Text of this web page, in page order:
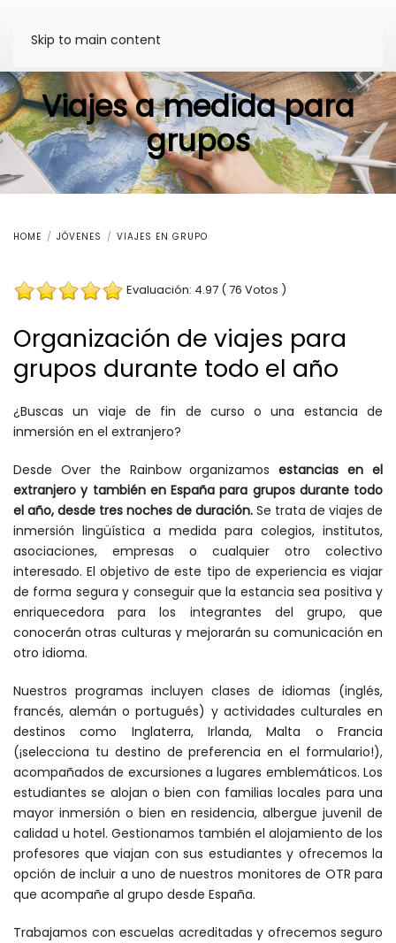
Skip to main content
Viajes a medida para
grupos
HOME JÓVENES VIAJES EN GRUPO
Evaluación: 4.97 ( 76 Votos )
Organización de viajes para
grupos durante todo el año
¿Buscas un viaje de fin de curso o una estancia de
inmersión en el extranjero?
Desde Over the Rainbow organizamos estancias en el
extranjero y también en España para grupos durante todo
el año, desde tres noches de duración. Se trata de viajes de
inmersión lingüística a medida para colegios, institutos,
asociaciones, empresas o cualquier otro colectivo
interesado. El objetivo de este tipo de experiencia es viajar
de forma segura y conseguir que la estancia sea positiva y
enriquecedora para los integrantes del grupo, que
conocerán otras culturas y mejorarán su comunicación en
otro idioma.
Nuestros programas incluyen clases de idiomas (inglés,
francés, alemán o portugués) y actividades culturales en
destinos como Inglaterra, Irlanda, Malta o Francia
(¡selecciona tu destino de preferencia en el formulario!),
acompañados de excursiones a lugares emblemáticos. Los
estudiantes se alojan o bien con familias locales para una
mayor inmersión o bien en residencia, albergue juvenil de
calidad u hotel. Gestionamos también el alojamiento de los
profesores que viajan con sus estudiantes y ofrecemos la
opción de incluir a uno de nuestros monitores de OTR para
que acompañe al grupo desde España.
Trabajamos con escuelas acreditadas y ofrecemos seguro